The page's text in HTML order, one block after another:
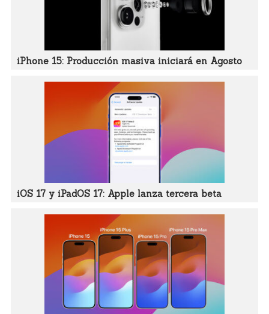
iPhone 15: Producción masiva iniciará en Agosto
iOS 17 y iPadOS 17: Apple lanza tercera beta